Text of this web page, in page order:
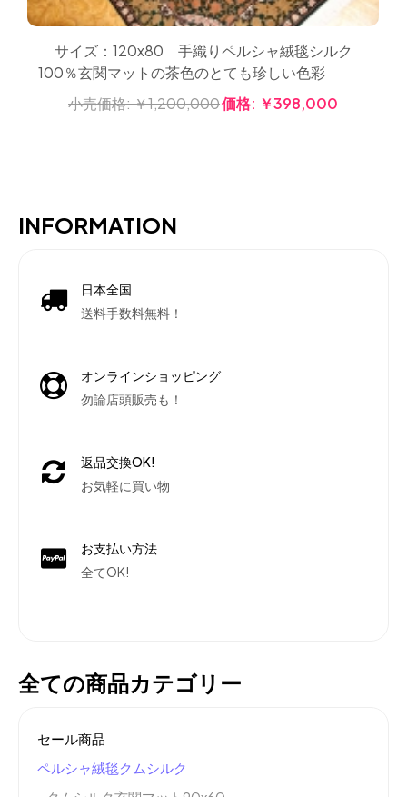
サイズ：120x80 手織りペルシャ絨毯シルク
100％玄関マットの茶色のとても珍しい色彩
小売価格:￥1,200,000価格: ￥398,000
INFORMATION
日本全国
送料手数料無料！
オンラインショッピング
勿論店頭販売も！
返品交換OK!
お気軽に買い物
お支払い方法
全てOK!
全ての商品カテゴリー
セール商品
ペルシャ絨毯クムシルク